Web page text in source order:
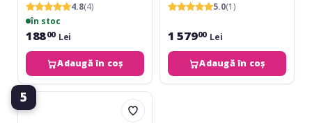
4.8(4)
în stoc
18800 Lei
Adaugă în coș
5.0(1)
1 57900 Lei
Adaugă în coș
5
Ortofon
Concorde